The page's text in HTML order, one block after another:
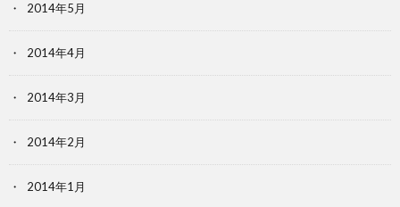
2014年5月
2014年4月
2014年3月
2014年2月
2014年1月